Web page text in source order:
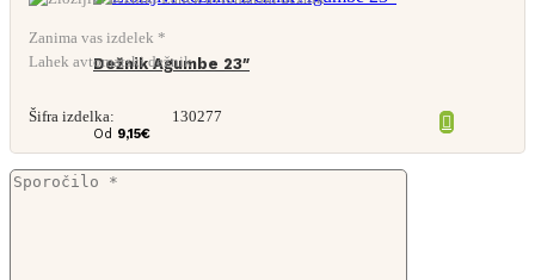
Dežnik Agumbe 23″
Od 9,15€
Zanima vas izdelek *
Lahek avtomatski dežnik
Šifra izdelka: 130277